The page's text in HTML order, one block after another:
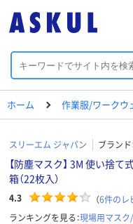
ホーム 作業服/ワークウ
スリーエム ジャパン ブランド
【防塵マスク】 3M 使い捨
箱（22枚入）
4.3 （6件のレ
ランキングを見る：現場用マス